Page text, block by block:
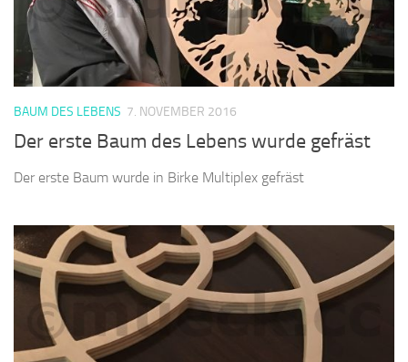
BAUM DES LEBENS 7. NOVEMBER 2016
Der erste Baum des Lebens wurde gefräst
Der erste Baum wurde in Birke Multiplex gefräst